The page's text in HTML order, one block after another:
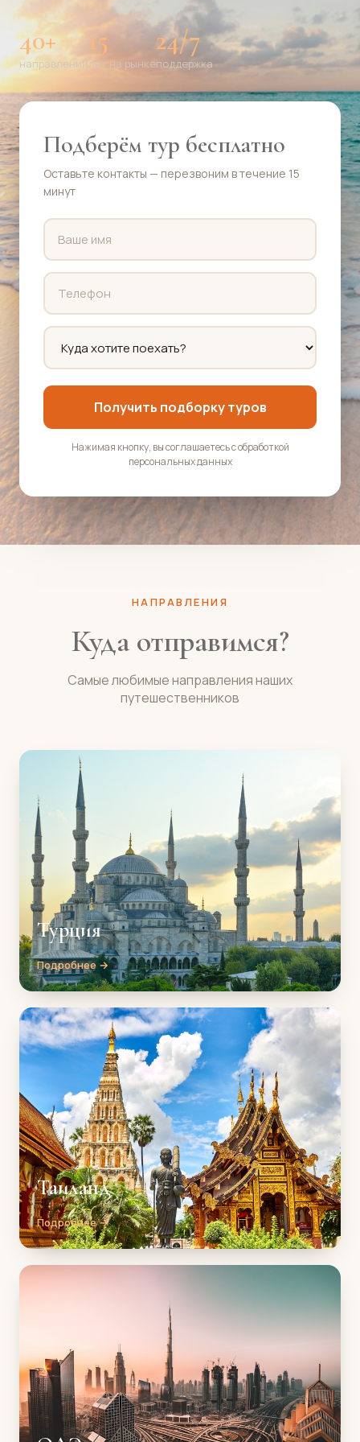
40+
направлений
15
лет на рынке
24/7
поддержка
Подберём тур бесплатно
Оставьте контакты — перезвоним в течение 15
минут
Получить подборку туров
Нажимая кнопку, вы соглашаетесь с обработкой
персональных данных
НАПРАВЛЕНИЯ
Куда отправимся?
Самые любимые направления наших
путешественников
Турция
Подробнее →
Таиланд
Подробнее →